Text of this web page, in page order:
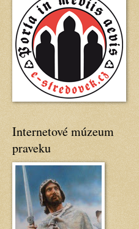
Internetové múzeum
praveku